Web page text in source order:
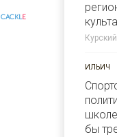
CACKLE
ИЛЬИЧ
бы